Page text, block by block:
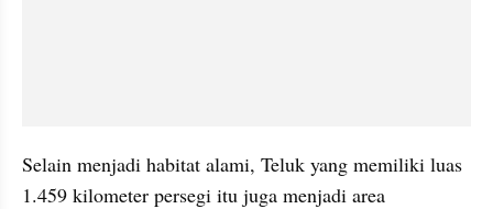
Selain menjadi habitat alami, Teluk yang memiliki luas
1.459 kilometer persegi itu juga menjadi area